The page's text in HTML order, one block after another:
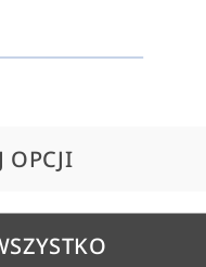
Na razie nie ma opinii o
Tylko zalogowani
OPCJI